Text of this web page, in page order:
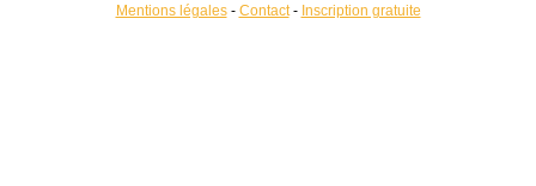
Mentions légales- Contact- Inscription gratuite